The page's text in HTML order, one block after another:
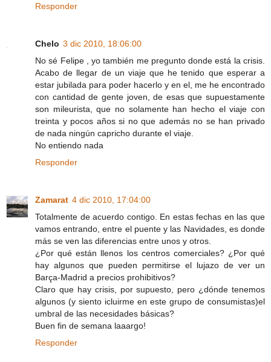
Responder
Chelo 3 dic 2010, 18:06:00
No sé Felipe , yo también me pregunto donde está la crisis.
Acabo de llegar de un viaje que he tenido que esperar a
estar jubilada para poder hacerlo y en el, me he encontrado
con cantidad de gente joven, de esas que supuestamente
son mileurista, que no solamente han hecho el viaje con
treinta y pocos años si no que además no se han privado
de nada ningún capricho durante el viaje.
No entiendo nada
Responder
Zamarat 4 dic 2010, 17:04:00
Totalmente de acuerdo contigo. En estas fechas en las que
vamos entrando, entre el puente y las Navidades, es donde
más se ven las diferencias entre unos y otros.
¿Por qué están llenos los centros comerciales? ¿Por qué
hay algunos que pueden permitirse el lujazo de ver un
Barça-Madrid a precios prohibitivos?
Claro que hay crisis, por supuesto, pero ¿dónde tenemos
algunos (y siento icluirme en este grupo de consumistas)el
umbral de las necesidades básicas?
Buen fin de semana laaargo!
Responder